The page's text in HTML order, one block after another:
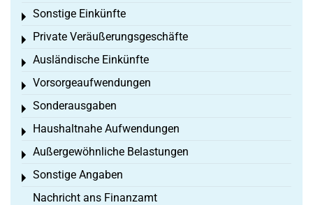
Sonstige Einkünfte
Toggle menu
Private Veräußerungsgeschäfte
Toggle menu
Ausländische Einkünfte
Toggle menu
Vorsorgeaufwendungen
Toggle menu
Sonderausgaben
Toggle menu
Haushaltnahe Aufwendungen
Toggle menu
Außergewöhnliche Belastungen
Toggle menu
Sonstige Angaben
Toggle menu
Nachricht ans Finanzamt